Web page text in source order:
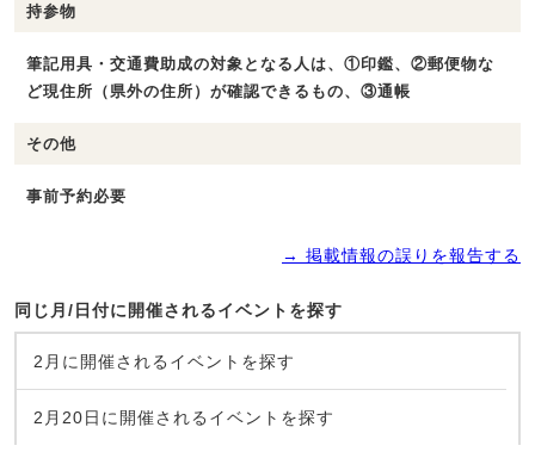
持参物
筆記用具・交通費助成の対象となる人は、①印鑑、②郵便物な
ど現住所（県外の住所）が確認できるもの、③通帳
その他
事前予約必要
→ 掲載情報の誤りを報告する
同じ月/日付に開催されるイベントを探す
2月に開催されるイベントを探す
2月20日に開催されるイベントを探す